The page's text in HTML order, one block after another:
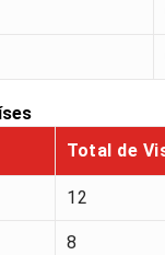
Total de
12
8